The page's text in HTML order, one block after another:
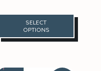
SELECT
OPTIONS